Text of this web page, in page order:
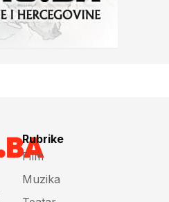
Rubrike
Film
Muzika